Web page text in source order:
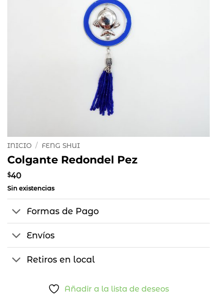
INICIO / FENG SHUI
Colgante Redondel Pez
$40
Sin existencias
Formas de Pago
Envíos
Retiros en local
Añadir a la lista de deseos